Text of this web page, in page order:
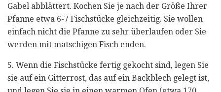
Gabel abblättert. Kochen Sie je nach der Größe Ihrer
Pfanne etwa 6-7 Fischstücke gleichzeitig. Sie wollen
einfach nicht die Pfanne zu sehr überlaufen oder Sie
werden mit matschigen Fisch enden.
5. Wenn die Fischstücke fertig gekocht sind, legen Sie
sie auf ein Gitterrost, das auf ein Backblech gelegt ist,